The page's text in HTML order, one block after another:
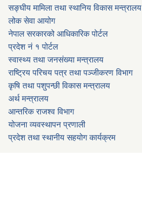
सङ्घीय मामिला तथा स्थानिय विकास मन्त्रालय
लोक सेवा आयोग
नेपाल सरकारको आधिकारिक पोर्टल
प्रदेश नं १ पोर्टल
स्वास्थ्य तथा जनसंख्या मन्त्रालय
राष्ट्रिय परिचय पत्र तथा पञ्जीकरण विभाग
कृषि तथा पशुपन्छी विकास मन्त्रालय
अर्थ मन्त्रालय
आन्तरिक राजश्व विभाग
योजना व्यवस्थापन प्रणाली
प्रदेश तथा स्थानीय सहयोग कार्यक्रम